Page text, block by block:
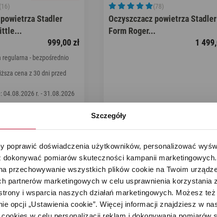
Szczegóły
poprawić doświadczenia użytkowników, personalizować
pomiarów skuteczności kampanii
przechowywanie wszystkich plików cookie na Twoim
partnerów marketingowych w celu usprawnienia korzystania
i wsparcia naszych działań marketingowych. Możesz
opcji „Ustawienia cookie”. Więcej informacji znajdziesz w
(16)
Stadler
999,00 zł
regularna - bezpośrednio
cena z 30 dni przed
04.08.2026 r. - 31.08.2026
(78)
Oczyszczacz powietrza Stadler
Form Roger...
1
każdego dnia
który sprawdzi się w każdym domu – nie tylko w mieszkaniach
umożliwi wychwycenie lotnych związków organicznych, tym